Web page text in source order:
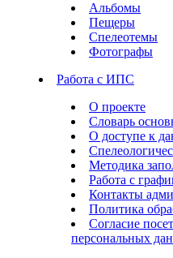
Альбомы
Пещеры
Спелеотемы
Фотографы
Работа с ИПС
О проекте
Словарь
О доступе к
Методика
Работа с
Контакты
Политика
Согласие
персональных